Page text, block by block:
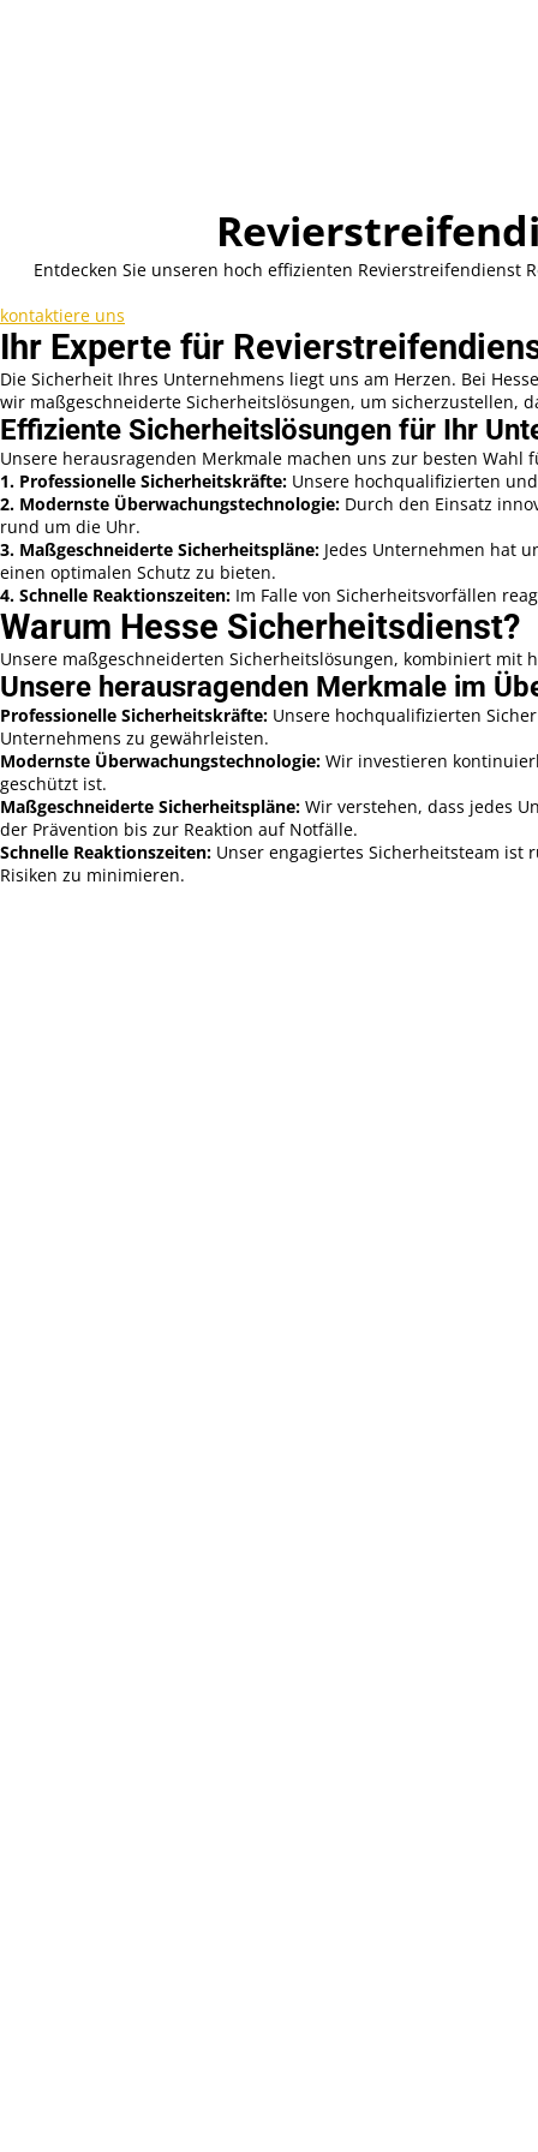
Entdecken Sie unseren hoch effizienten
kontaktiere uns
Ihr Experte für
Die Sicherheit Ihres Unternehmens liegt uns am Herzen. Bei
wir maßgeschneiderte Sicherheitslösungen, um sicherzustellen,
Effiziente Sicherheitslösungen für Ihr
Unsere herausragenden Merkmale machen uns zur besten Wahl
1. Professionelle Sicherheitskräfte: Unsere hochqualifizierten
2. Modernste Überwachungstechnologie: Durch den Einsatz
rund um die Uhr.
3. Maßgeschneiderte Sicherheitspläne: Jedes Unternehmen hat
einen optimalen Schutz zu bieten.
4. Schnelle Reaktionszeiten: Im Falle von Sicherheitsvorfällen
Warum Hesse Sicherheitsdienst?
Unsere maßgeschneiderten Sicherheitslösungen, kombiniert
Unsere herausragenden Merkmale im
Professionelle Sicherheitskräfte: Unsere hochqualifizierten
Unternehmens zu gewährleisten.
Modernste Überwachungstechnologie: Wir investieren
geschützt ist.
Maßgeschneiderte Sicherheitspläne: Wir verstehen, dass jedes
der Prävention bis zur Reaktion auf Notfälle.
Schnelle Reaktionszeiten: Unser engagiertes Sicherheitsteam
Risiken zu minimieren.